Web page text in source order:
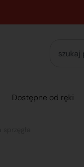
Dostępne od ręki